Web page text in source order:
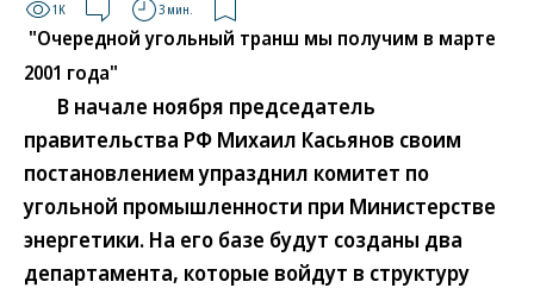
1K 3 мин.
"Очередной угольный транш мы получим в марте
2001 года"
В начале ноября председатель
правительства РФ Михаил Касьянов своим
постановлением упразднил комитет по
угольной промышленности при Министерстве
энергетики. На его базе будут созданы два
департамента, которые войдут в структуру